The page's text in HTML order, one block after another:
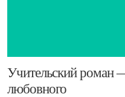
​Учительский роман
любовного